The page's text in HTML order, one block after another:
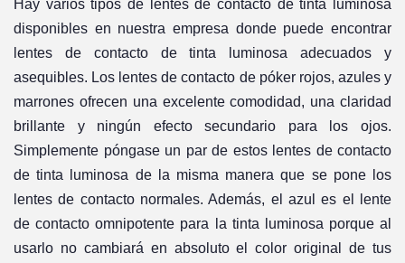
Hay varios tipos de lentes de contacto de tinta luminosa
disponibles en nuestra empresa donde puede encontrar
lentes de contacto de tinta luminosa adecuados y
asequibles. Los lentes de contacto de póker rojos, azules y
marrones ofrecen una excelente comodidad, una claridad
brillante y ningún efecto secundario para los ojos.
Simplemente póngase un par de estos lentes de contacto
de tinta luminosa de la misma manera que se pone los
lentes de contacto normales. Además, el azul es el lente
de contacto omnipotente para la tinta luminosa porque al
usarlo no cambiará en absoluto el color original de tus